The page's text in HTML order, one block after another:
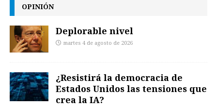
OPINIÓN
Deplorable nivel
martes 4 de agosto de 2026
¿Resistirá la democracia de
Estados Unidos las tensiones que
crea la IA?